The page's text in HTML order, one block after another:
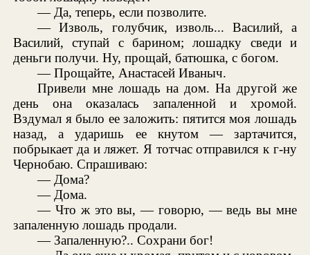
— Да, теперь, если позволите.
— Изволь, голубчик, изволь... Василий, а
Василий, ступай с барином; лошадку сведи и
деньги получи. Ну, прощай, батюшка, с богом.
— Прощайте, Анастасей Иваныч.
Привели мне лошадь на дом. На другой же
день она оказалась запаленной и хромой.
Вздумал я было ее заложить: пятится моя лошадь
назад, а ударишь ее кнутом — зартачится,
побрыкает да и ляжет. Я тотчас отправился к г-ну
Чернобаю. Спрашиваю:
— Дома?
— Дома.
— Что ж это вы, — говорю, — ведь вы мне
запаленную лошадь продали.
— Запаленную?.. Сохрани бог!